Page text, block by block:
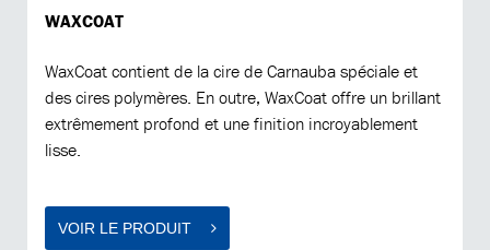
WAXCOAT
WaxCoat contient de la cire de Carnauba spéciale et
des cires polymères. En outre, WaxCoat offre un brillant
extrêmement profond et une finition incroyablement
lisse.
VOIR LE PRODUIT